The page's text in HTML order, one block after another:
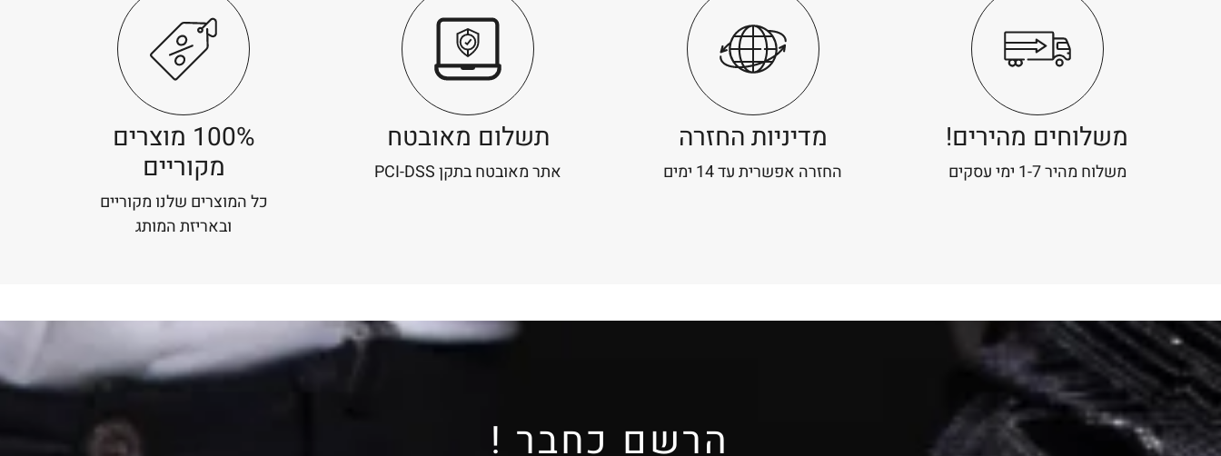
משלוחים מהירים!
משלוח מהיר 1-7 ימי עסקים
מדיניות החזרה
החזרה אפשרית עד 14 ימים
תשלום מאובטח
אתר מאובטח בתקן PCI-DSS
100% מוצרים
מקוריים
כל המוצרים שלנו מקוריים
ובאריזת המותג
הרשם כחבר !